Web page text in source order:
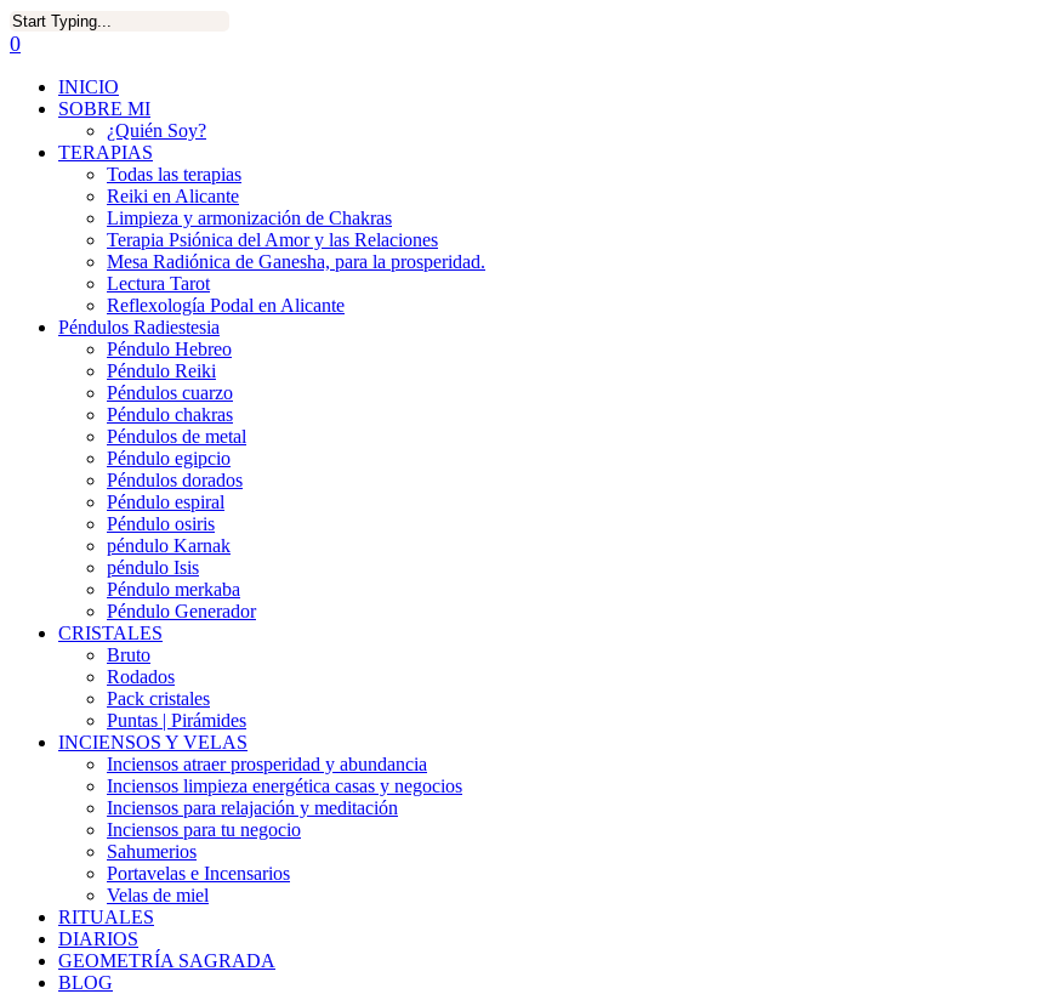
0
INICIO
SOBRE MI
¿Quién Soy?
TERAPIAS
Todas las terapias
Reiki en Alicante
Limpieza y armonización de Chakras
Terapia Psiónica del Amor y las Relaciones
Mesa Radiónica de Ganesha, para la prosperidad.
Lectura Tarot
Reflexología Podal en Alicante
Péndulos Radiestesia
Péndulo Hebreo
Péndulo Reiki
Péndulos cuarzo
Péndulo chakras
Péndulos de metal
Péndulo egipcio
Péndulos dorados
Péndulo espiral
Péndulo osiris
péndulo Karnak
péndulo Isis
Péndulo merkaba
Péndulo Generador
CRISTALES
Bruto
Rodados
Pack cristales
Puntas | Pirámides
INCIENSOS Y VELAS
Inciensos atraer prosperidad y abundancia
Inciensos limpieza energética casas y negocios
Inciensos para relajación y meditación
Inciensos para tu negocio
Sahumerios
Portavelas e Incensarios
Velas de miel
RITUALES
DIARIOS
GEOMETRÍA SAGRADA
BLOG